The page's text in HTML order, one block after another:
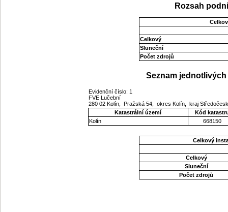
Rozsah
Celkový
Sluneční
Počet zdrojů
Seznam
Evidenční číslo: 1
FVE Lučební
280 02 Kolín, Pražská 54, okres Kolín, kraj
Katastrální území
Kód
Kolín
668150
Celkový
Celkový
Sluneční
Počet zdrojů